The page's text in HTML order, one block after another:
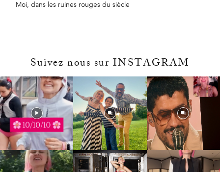
Moi, dans les ruines rouges du siècle
Suivez nous sur INSTAGRAM